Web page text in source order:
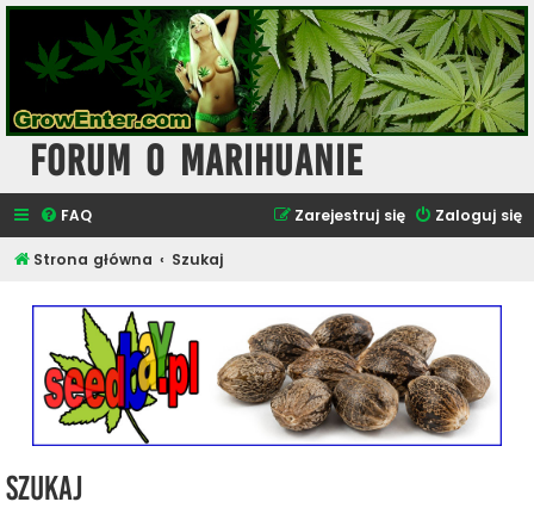
Forum o Marihuanie
FAQ Zaloguj się
Zarejestruj się
Strona główna Szukaj
Szukaj